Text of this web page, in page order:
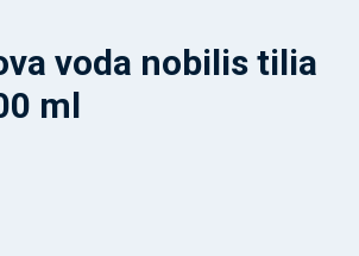
voda nobilis tilia
ml